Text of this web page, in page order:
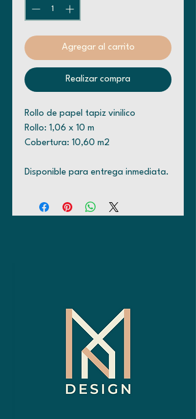
Agregar al carrito
Realizar compra
Rollo de papel tapiz vinilico
Rollo: 1,06 x 10 m
Cobertura: 10,60 m2
Disponible para entrega inmediata.